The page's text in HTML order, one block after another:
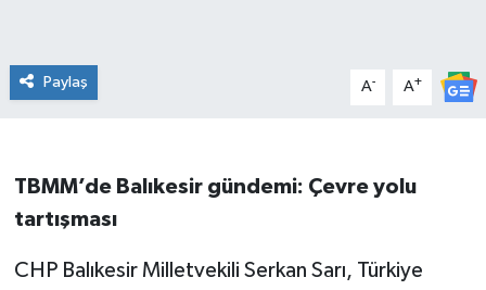
Paylaş A- A+
TBMM’de Balıkesir gündemi: Çevre yolu
tartışması
CHP Balıkesir Milletvekili Serkan Sarı, Türkiye
MAGAZİN
MANŞET